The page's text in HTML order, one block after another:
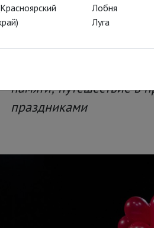
Лирические грёзы о
России, «которую мы
памяти; путешествие в
праздниками
Лобня
Луга